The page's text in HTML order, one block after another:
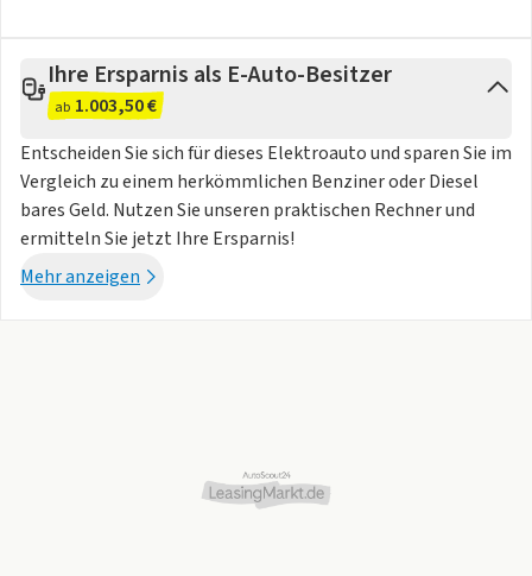
Ihre Ersparnis als E-Auto-Besitzer
ab 1.003,50 €
Entscheiden Sie sich für dieses Elektroauto und sparen Sie im
Vergleich zu einem herkömmlichen Benziner oder Diesel
bares Geld. Nutzen Sie unseren praktischen Rechner und
ermitteln Sie jetzt Ihre Ersparnis!
Mehr anzeigen